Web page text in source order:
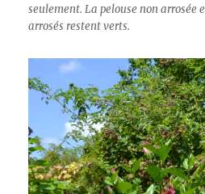
seulement. La pelouse non arrosée
arrosés restent verts.